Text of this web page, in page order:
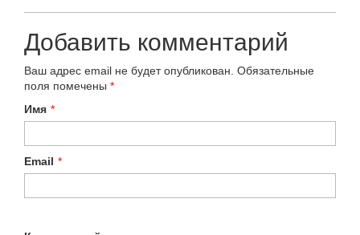
Добавить комментарий
Ваш адрес email не будет опубликован. Обязательные
поля помечены *
Имя *
Email *